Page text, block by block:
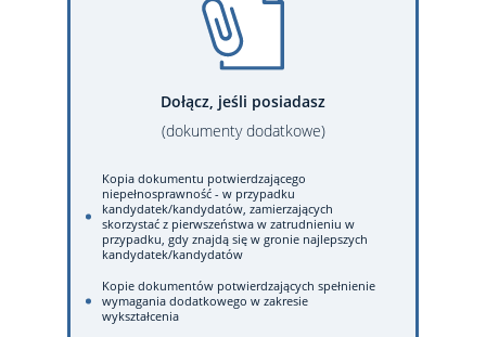
Dołącz, jeśli posiadasz
(dokumenty dodatkowe)
Kopia dokumentu potwierdzającego
niepełnosprawność - w przypadku
kandydatek/kandydatów, zamierzających
skorzystać z pierwszeństwa w zatrudnieniu w
przypadku, gdy znajdą się w gronie najlepszych
kandydatek/kandydatów
Kopie dokumentów potwierdzających spełnienie
wymagania dodatkowego w zakresie
wykształcenia